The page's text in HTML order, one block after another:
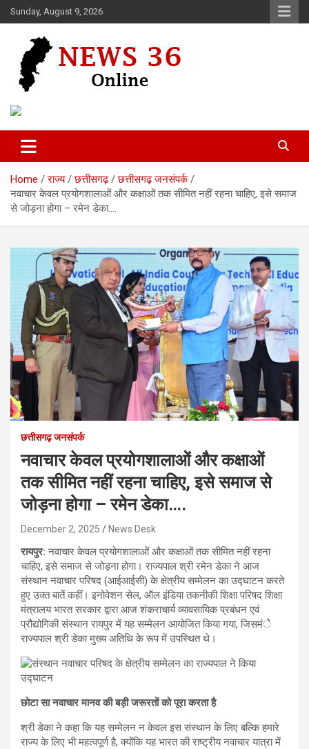
Skip
to
Sunday, August 9, 2026
News 36
Home राज्य छत्तीसगढ़
छत्तीसगढ़ जनसंपर्क
नवाचार केवल प्रयोगशालाओं और कक्षाओं तक सीमित नहीं रहना चाहिए, इसे समाज
से जोड़ना होगा – रमेन डेका….
छत्तीसगढ़ जनसंपर्क
नवाचार केवल प्रयोगशालाओं और कक्षाओं
तक सीमित नहीं रहना चाहिए, इसे समाज से
जोड़ना होगा – रमेन डेका….
December 2, 2025 News Desk
रायपुर: नवाचार केवल प्रयोगशालाओं और कक्षाओं तक सीमित नहीं रहना
चाहिए, इसे समाज से जोड़ना होगा। राज्यपाल श्री रमेन डेका ने आज
संस्थान नवाचार परिषद (आईआईसी) के क्षेत्रीय सम्मेलन का उद्घाटन करते
हुए उक्त बातें कहीं। इनोवेशन सेल, ऑल इंडिया तकनीकी शिक्षा परिषद शिक्षा
मंत्रालय भारत सरकार द्वारा आज शंकराचार्य व्यावसायिक प्रबंधन एवं
प्रौद्योगिकी संस्थान रायपुर में यह सम्मेलन आयोजित किया गया, जिसमंेे
राज्यपाल श्री डेका मुख्य अतिथि के रूप में उपस्थित थे।
छोटा सा नवाचार मानव की बड़ी जरूरतों को पूरा करता है
श्री डेका ने कहा कि यह सम्मेलन न केवल इस संस्थान के लिए बल्कि हमारे
राज्य के लिए भी महत्वपूर्ण है, क्योंकि यह भारत की राष्ट्रीय नवाचार यात्रा में